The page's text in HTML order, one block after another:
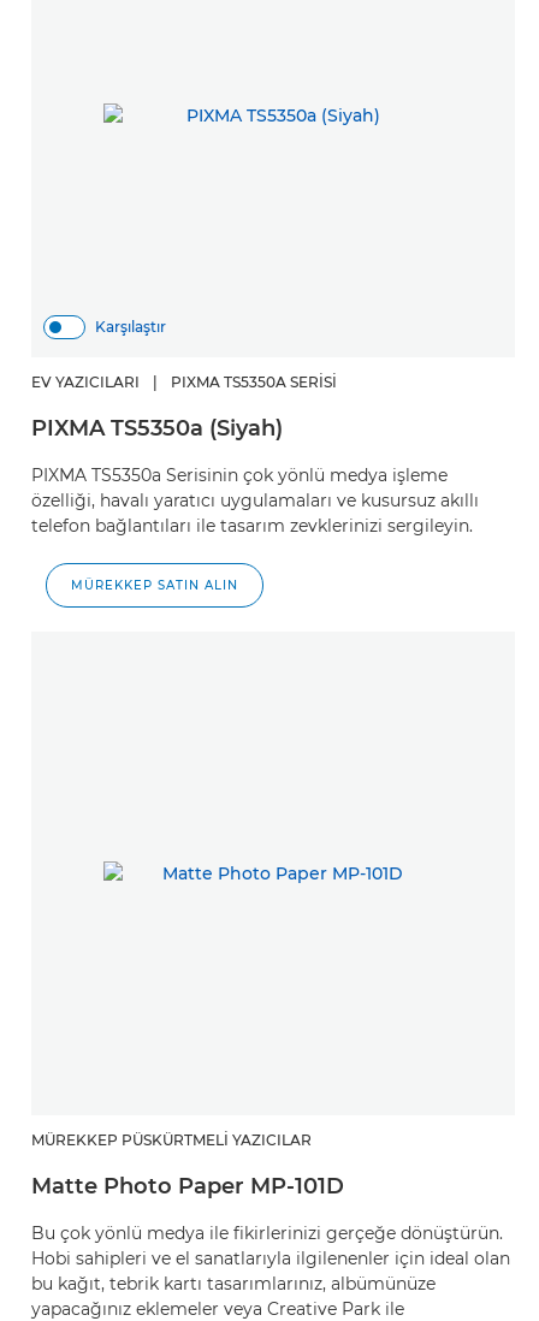
Karşılaştır
EV YAZICILARI | PIXMA TS5350A SERISI
PIXMA TS5350a (Siyah)
PIXMA TS5350a Serisinin çok yönlü medya işleme
özelliği, havalı yaratıcı uygulamaları ve kusursuz akıllı
telefon bağlantıları ile tasarım zevklerinizi sergileyin.
MÜREKKEP SATIN ALIN
MÜREKKEP PÜSKÜRTMELI YAZICILAR
Matte Photo Paper MP-101D
Bu çok yönlü medya ile fikirlerinizi gerçeğe dönüştürün.
Hobi sahipleri ve el sanatlarıyla ilgilenenler için ideal olan
bu kağıt, tebrik kartı tasarımlarınız, albümünüze
yapacağınız eklemeler veya Creative Park ile